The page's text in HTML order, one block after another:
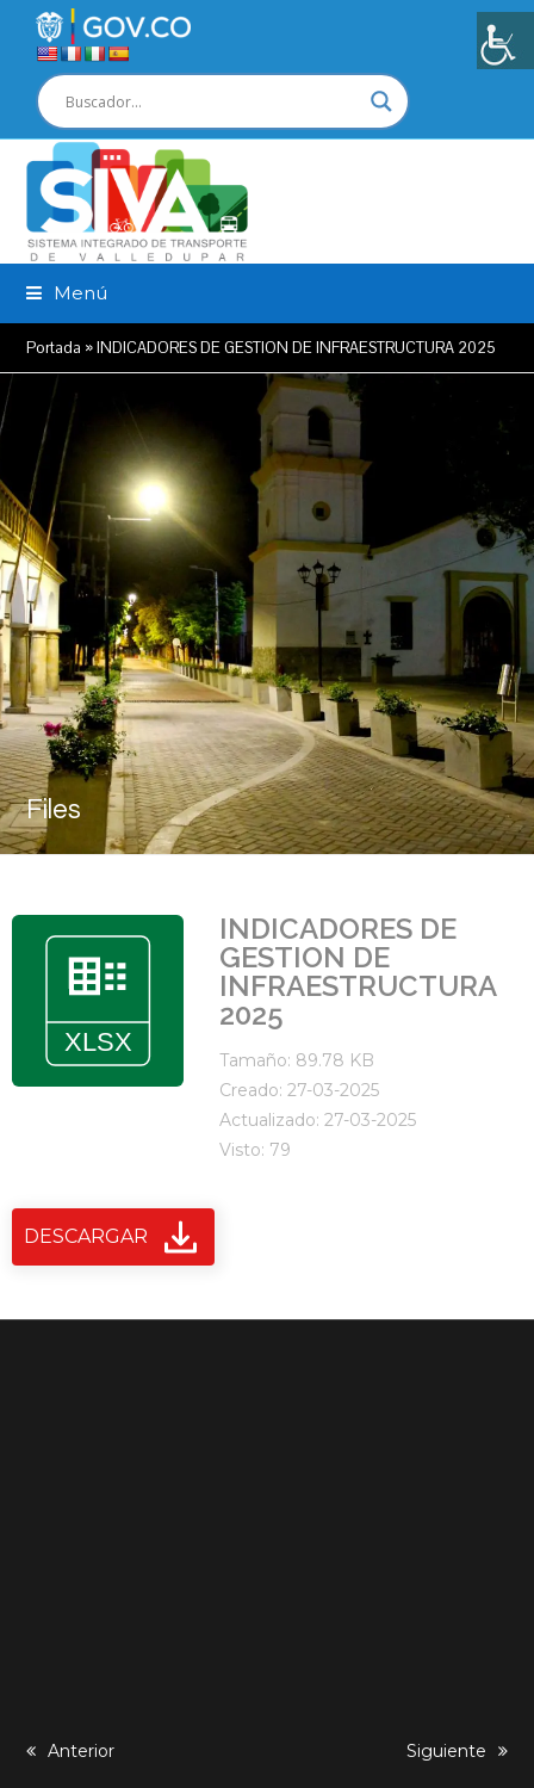
Menú
Portada »INDICADORES DE GESTION DE INFRAESTRUCTURA 2025
Files
INDICADORES DE
GESTION DE
INFRAESTRUCTURA
2025
Tamaño: 89.78 KB
Creado: 27-03-2025
Actualizado: 27-03-2025
Visto: 79
DESCARGAR
previous
Anterior
next
Siguiente